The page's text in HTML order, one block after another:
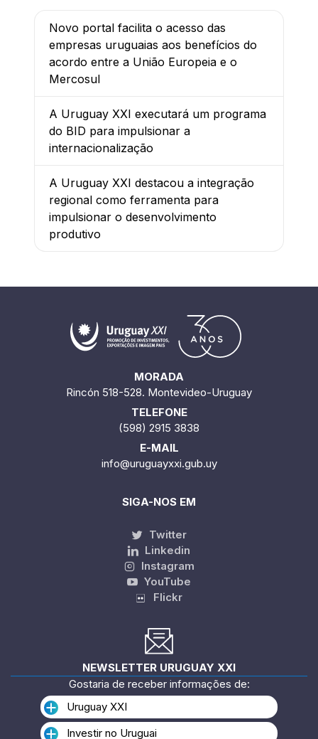
Novo portal facilita o acesso das
empresas uruguaias aos benefícios do
acordo entre a União Europeia e o
Mercosul
A Uruguay XXI executará um programa
do BID para impulsionar a
internacionalização
A Uruguay XXI destacou a integração
regional como ferramenta para
impulsionar o desenvolvimento
produtivo
MORADA
Rincón 518-528. Montevideo-Uruguay
TELEFONE
(598) 2915 3838
E-MAIL
info@uruguayxxi.gub.uy
SIGA-NOS EM
Twitter
Linkedin
Instagram
YouTube
Flickr
NEWSLETTER URUGUAY XXI
Gostaria de receber informações de:
Uruguay XXI
Investir no Uruguai